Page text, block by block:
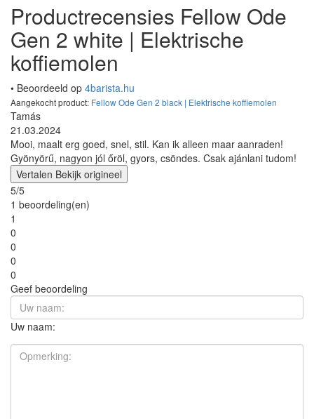
Productrecensies Fellow Ode
Gen 2 white | Elektrische
koffiemolen
• Beoordeeld op 4barista.hu
Aangekocht product: Fellow Ode Gen 2 black | Elektrische koffiemolen
Tamás
21.03.2024
Mooi, maalt erg goed, snel, stil. Kan ik alleen maar aanraden!
Gyönyörű, nagyon jól őröl, gyors, csöndes. Csak ajánlani tudom!
Vertalen Bekijk origineel
5/5
1 beoordeling(en)
1
0
0
0
0
Geef beoordeling
Uw naam: